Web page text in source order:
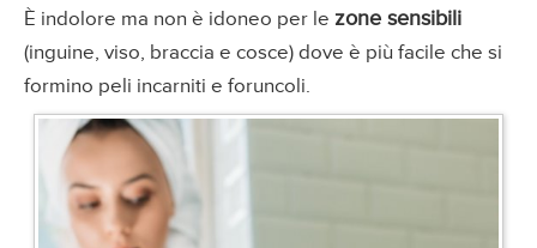
È indolore ma non è idoneo per le zone sensibili
(inguine, viso, braccia e cosce) dove è più facile che si
formino peli incarniti e foruncoli.